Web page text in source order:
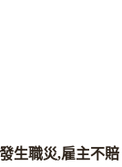
生職災,雇主不賠